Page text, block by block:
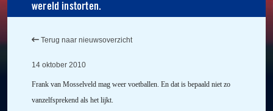
wereld instorten.
Terug naar nieuwsoverzicht
14 oktober 2010
Frank van Mosselveld mag weer voetballen. En dat is bepaald niet zo
vanzelfsprekend als het lijkt.